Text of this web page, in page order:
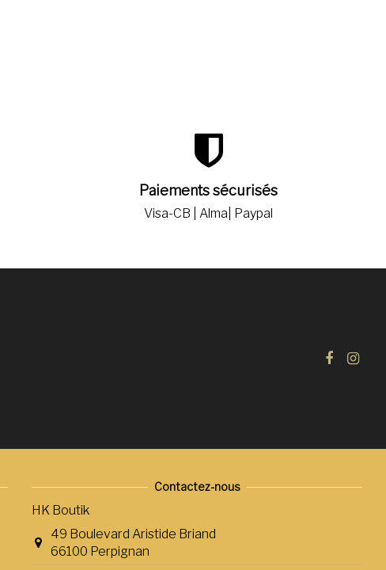
Paiements sécurisés
Visa-CB | Alma| Paypal
Contactez-nous
HK Boutik
49 Boulevard Aristide Briand
66100 Perpignan